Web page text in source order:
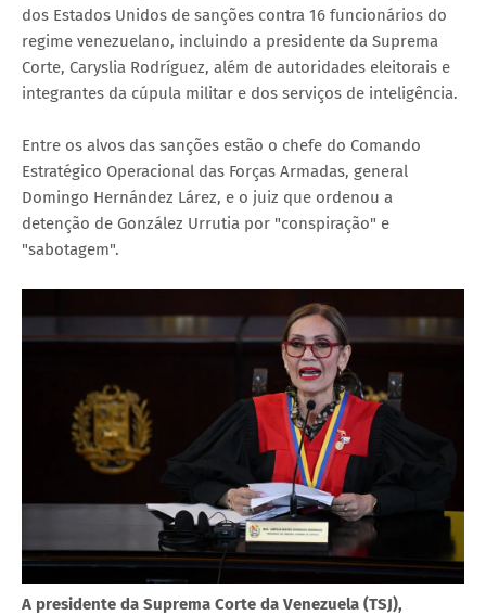
dos Estados Unidos de sanções contra 16 funcionários do
regime venezuelano, incluindo a presidente da Suprema
Corte, Caryslia Rodríguez, além de autoridades eleitorais e
integrantes da cúpula militar e dos serviços de inteligência.
Entre os alvos das sanções estão o chefe do Comando
Estratégico Operacional das Forças Armadas, general
Domingo Hernández Lárez, e o juiz que ordenou a
detenção de González Urrutia por "conspiração" e
"sabotagem".
A presidente da Suprema Corte da Venezuela (TSJ),